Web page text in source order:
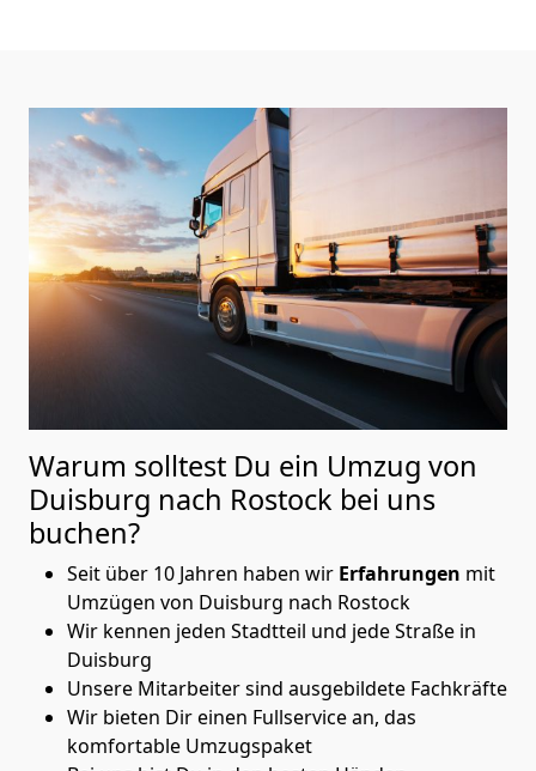
Warum solltest Du ein Umzug von
Duisburg nach Rostock bei uns
buchen?
Seit über 10 Jahren haben wir Erfahrungen mit
Umzügen von Duisburg nach Rostock
Wir kennen jeden Stadtteil und jede Straße in
Duisburg
Unsere Mitarbeiter sind ausgebildete Fachkräfte
Wir bieten Dir einen Fullservice an, das
komfortable Umzugspaket